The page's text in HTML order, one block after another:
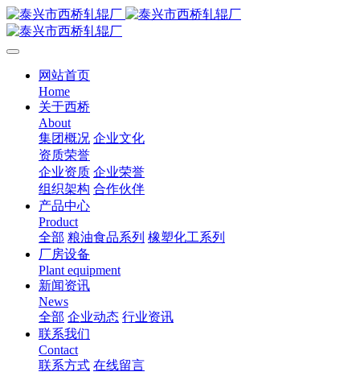
网站首页
Home
关于西桥
About
集团概况 企业文化
资质荣誉
企业资质 企业荣誉
组织架构 合作伙伴
产品中心
Product
全部 粮油食品系列 橡塑化工系列
厂房设备
Plant equipment
新闻资讯
News
全部 企业动态 行业资讯
联系我们
Contact
联系方式 在线留言